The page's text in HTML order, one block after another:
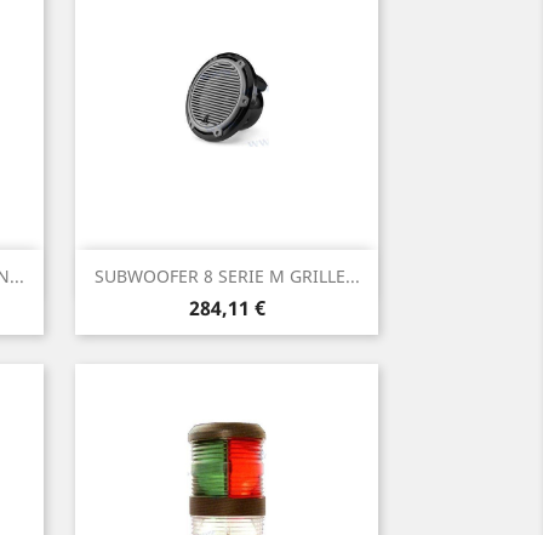
SUBWOOFER 8 SERIE M GRILLE...
Prix
284,11 €
Aperçu rapide